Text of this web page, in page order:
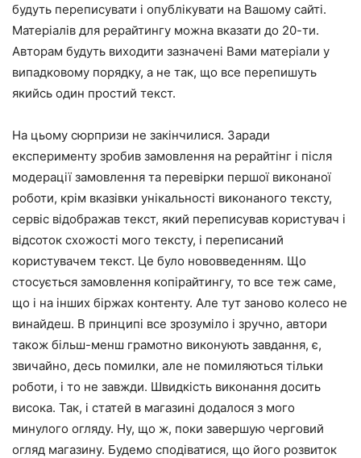
будуть переписувати і опублікувати на Вашому сайті.
Матеріалів для рерайтингу можна вказати до 20-ти.
Авторам будуть виходити зазначені Вами матеріали у
випадковому порядку, а не так, що все перепишуть
якийсь один простий текст.
На цьому сюрпризи не закінчилися. Заради
експерименту зробив замовлення на рерайтінг і після
модерації замовлення та перевірки першої виконаної
роботи, крім вказівки унікальності виконаного тексту,
сервіс відображав текст, який переписував користувач і
відсоток схожості мого тексту, і переписаний
користувачем текст. Це було нововведенням. Що
стосується замовлення копірайтингу, то все теж саме,
що і на інших біржах контенту. Але тут заново колесо не
винайдеш. В принципі все зрозуміло і зручно, автори
також більш-менш грамотно виконують завдання, є,
звичайно, десь помилки, але не помиляються тільки
роботи, і то не завжди. Швидкість виконання досить
висока. Так, і статей в магазині додалося з мого
минулого огляду. Ну, що ж, поки завершую черговий
огляд магазину. Будемо сподіватися, що його розвиток